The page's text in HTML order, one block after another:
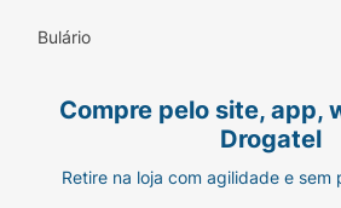
Bulário
Compre pelo site, app,
Drogatel
Retire na loja com agilidade e sem